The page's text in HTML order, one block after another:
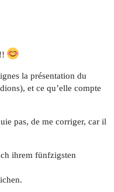
la présentation du
et ce qu’elle compte
pas, de me corriger, car il
ihrem fünfzigsten